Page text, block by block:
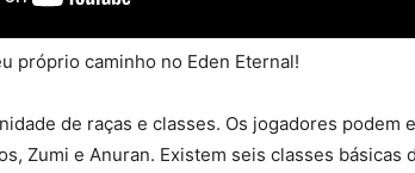
próprio caminho no Eden Eternal!
de raças e classes. Os jogadores podem
Zumi e Anuran. Existem seis classes básicas